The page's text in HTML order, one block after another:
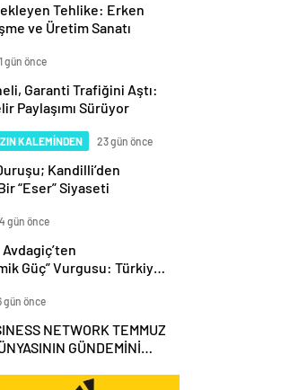
Tehlike: Erken
ve Üretim Sanatı
gün önce
Garanti Trafiğini Aştı:
Paylaşımı Sürüyor
KALEMİNDEN 23 gün önce
Kandilli’den
“Eser” Siyaseti
gün önce
Avdagiç’ten
Güç” Vurgusu: Türkiye,
gün önce
NETWORK TEMMUZ
GÜNDEMİNİ